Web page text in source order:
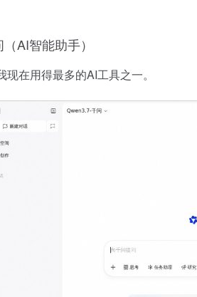
AI智能助手）
在用得最多的AI工具之一。